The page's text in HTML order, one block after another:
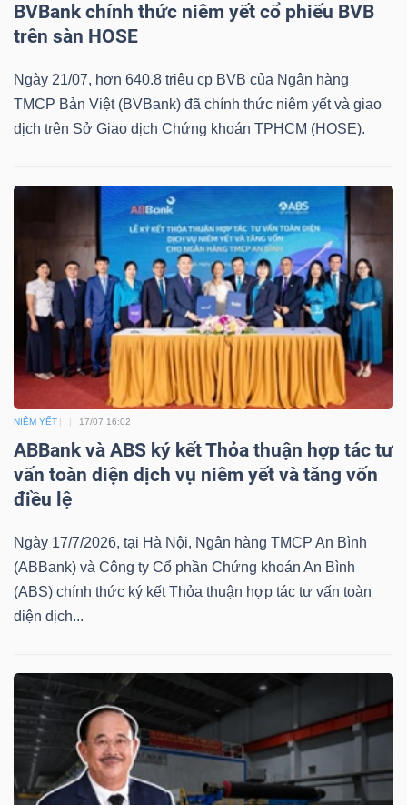
BVBank chính thức niêm yết cổ phiếu BVB
trên sàn HOSE
Ngày 21/07, hơn 640.8 triệu cp BVB của Ngân hàng
TMCP Bản Việt (BVBank) đã chính thức niêm yết và giao
dịch trên Sở Giao dịch Chứng khoán TPHCM (HOSE).
NIÊM YẾT 17/07 16:02
ABBank và ABS ký kết Thỏa thuận hợp tác tư
vấn toàn diện dịch vụ niêm yết và tăng vốn
điều lệ
Ngày 17/7/2026, tại Hà Nội, Ngân hàng TMCP An Bình
(ABBank) và Công ty Cổ phần Chứng khoán An Bình
(ABS) chính thức ký kết Thỏa thuận hợp tác tư vấn toàn
diện dịch...
Lãnh
đạo
(-)
Tất cả Người nội bộ Người liên quan Cổ đông lớn
tức
Bài
viết
của
tác
giả
Báo
cáo
phân
tích
(-)
Thuật
(-)
Dịch
vụ
(-)